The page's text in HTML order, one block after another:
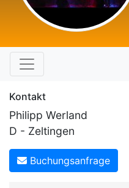
Kontakt
Philipp Werland
D - Zeltingen
Buchungsanfrage